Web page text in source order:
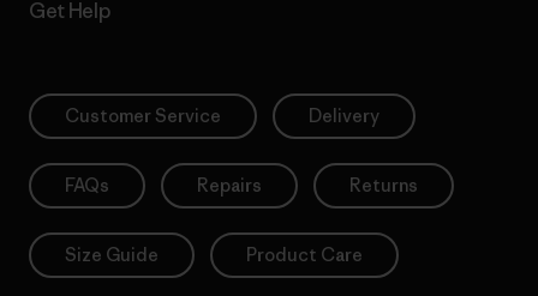
Get Help
Customer Service Delivery
FAQs Repairs Returns
Size Guide Product Care